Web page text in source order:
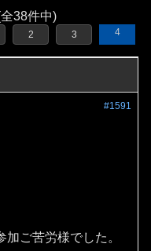
38件中)
2 3 4
#1591
ご苦労様でした。